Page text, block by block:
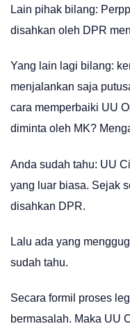
Lain pihak bilang:
disahkan oleh DPR
Yang lain lagi bilang:
menjalankan saja
cara memperbaiki UU
diminta oleh MK?
Anda sudah tahu: UU
yang luar biasa. Sejak
disahkan DPR.
Lalu ada yang
sudah tahu.
Secara formil proses
bermasalah. Maka UU